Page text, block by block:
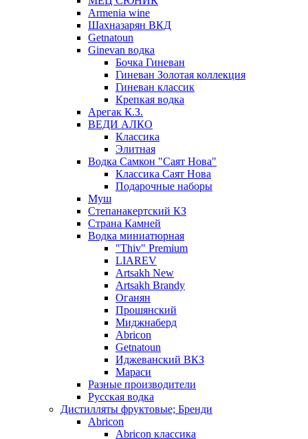
Armenia wine
Шахназарян ВКД
Getnatoun
Ginevan водка
Бочка Гиневан
Гиневан Золотая коллекция
Гиневан классик
Крепкая водка
Арегак К.З.
ВЕДИ АЛКО
Классика
Элитная
Водка Самкон "Саят Нова"
Классика Саят Нова
Подарочные наборы
Муш
Степанакертский КЗ
Страна Камней
Водка миниатюрная
"Thiv" Premium
LIAREV
Artsakh New
Artsakh Brandy
Оганян
Прошянский
Миджнаберд
Abricon
Getnatoun
Иджеванский ВКЗ
Мараси
Разные производители
Русская водка
Дистилляты фруктовые; Бренди
Abricon
Abricon классика